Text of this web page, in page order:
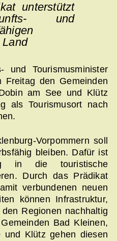
unterstützt
und
Land
und Tourismusminister
Freitag den Gemeinden
am See und Klütz
als Tourismusort nach
Vorpommern soll
bleiben. Dafür ist
in die touristische
Durch das Prädikat
verbundenen neuen
können Infrastruktur,
Regionen nachhaltig
Bad Kleinen,
und Klütz gehen diesen